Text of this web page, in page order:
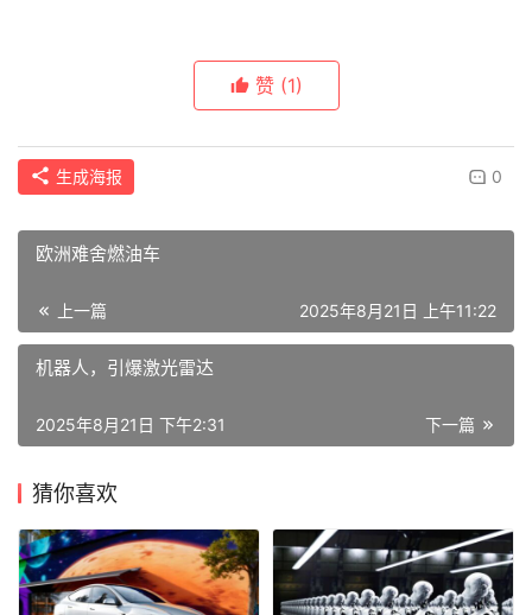
赞 (1)
生成海报 0
欧洲难舍燃油车
上一篇 2025年8月21日 上午11:22
机器人，引爆激光雷达
下一篇
2025年8月21日 下午2:31
猜你喜欢